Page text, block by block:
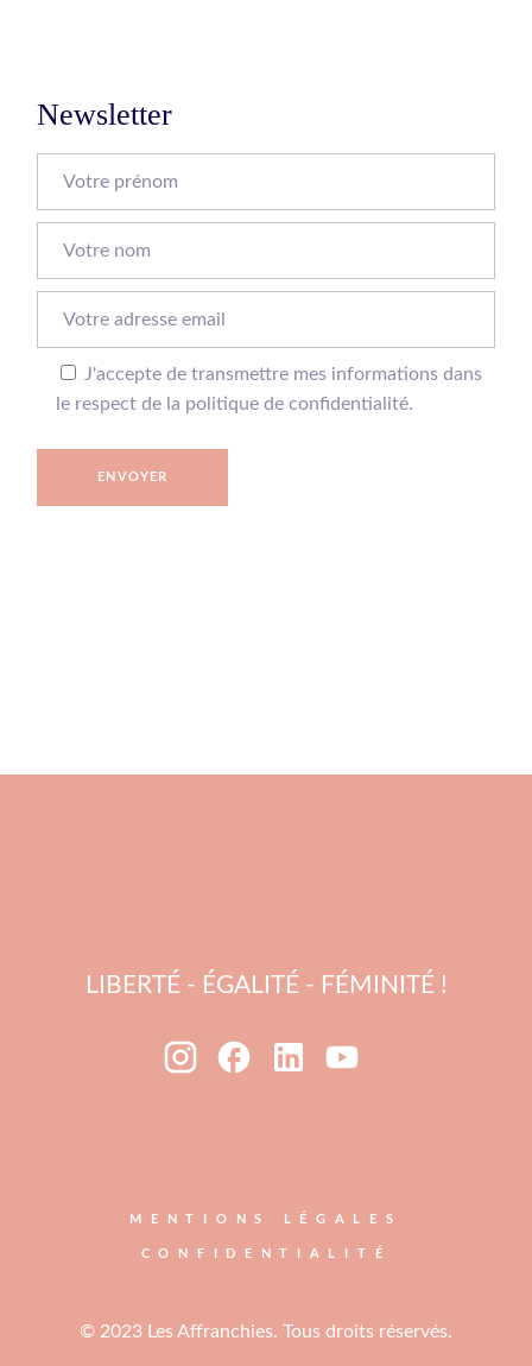
Newsletter
J'accepte de transmettre mes informations dans
le respect de la politique de confidentialité.
ENVOYER
LIBERTÉ - ÉGALITÉ - FÉMINITÉ !
MENTIONS LÉGALES
CONFIDENTIALITÉ
© 2023 Les Affranchies. Tous droits réservés.